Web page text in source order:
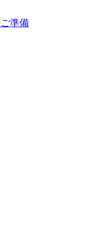
準備